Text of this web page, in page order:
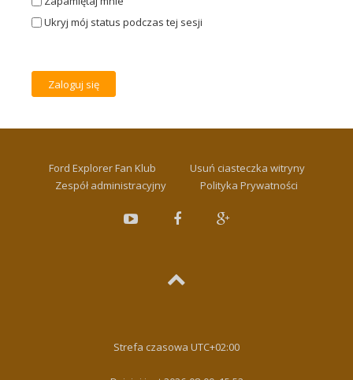
Ukryj mój status podczas tej sesji
Ford Explorer Fan Klub
Usuń ciasteczka witryny
Zespół administracyjny
Polityka Prywatności
Strefa czasowa UTC+02:00